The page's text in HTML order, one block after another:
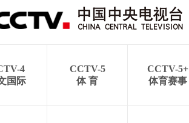
4
国际
CCTV-5
体 育
CCTV-5+
体育赛事